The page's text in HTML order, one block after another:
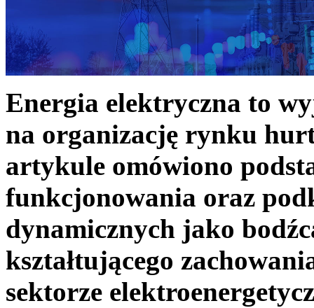
Energia elektryczna to
na organizację rynku
artykule omówiono
funkcjonowania oraz
dynamicznych jako
kształtującego
sektorze